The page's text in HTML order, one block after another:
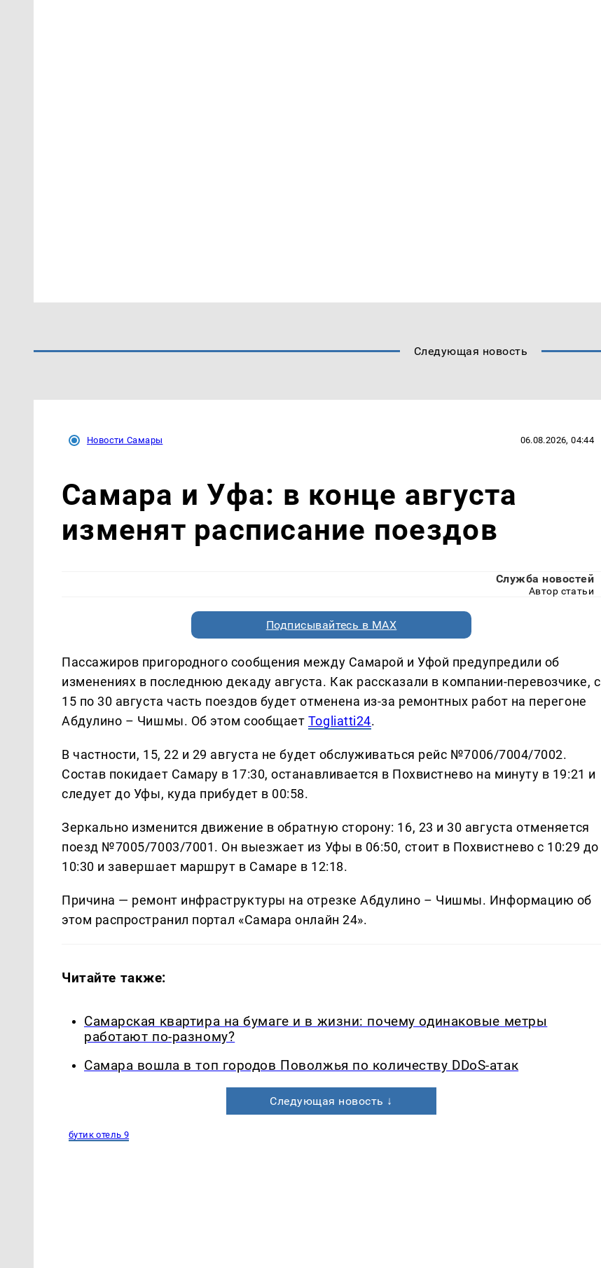
Следующая новость
Новости Самары 06.08.2026, 04:44
Самара и Уфа: в конце августа
изменят расписание поездов
Служба новостей
Автор статьи
Подписывайтесь в MAX
Пассажиров пригородного сообщения между Самарой и Уфой предупредили об
изменениях в последнюю декаду августа. Как рассказали в компании-перевозчике, с
15 по 30 августа часть поездов будет отменена из-за ремонтных работ на перегоне
Абдулино – Чишмы. Об этом сообщает Togliatti24.
В частности, 15, 22 и 29 августа не будет обслуживаться рейс №7006/7004/7002.
Состав покидает Самару в 17:30, останавливается в Похвистнево на минуту в 19:21 и
следует до Уфы, куда прибудет в 00:58.
Зеркально изменится движение в обратную сторону: 16, 23 и 30 августа отменяется
поезд №7005/7003/7001. Он выезжает из Уфы в 06:50, стоит в Похвистнево с 10:29 до
10:30 и завершает маршрут в Самаре в 12:18.
Причина — ремонт инфраструктуры на отрезке Абдулино – Чишмы. Информацию об
этом распространил портал «Самара онлайн 24».
Читайте также:
Самарская квартира на бумаге и в жизни: почему одинаковые метры
работают по-разному?
Самара вошла в топ городов Поволжья по количеству DDoS-атак
Следующая новость ↓
бутик отель 9